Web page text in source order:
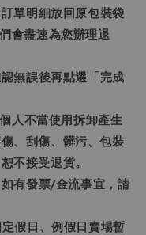
單明細放回原包裝袋
會盡速為您辦理退
無誤後再點選「完成
人不當使用拆卸產生
、刮傷、髒污、包裝
不接受退貨。
有發票/金流事宜，請
假日、例假日賣場暫